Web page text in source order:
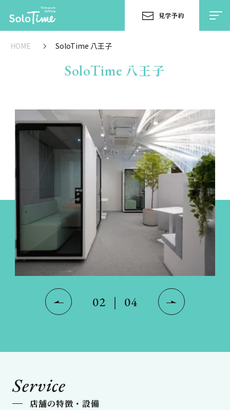
見学予約
HOME SoloTime 八王子
SoloTime 八王子
02 ｜ 04
Service
店舗の特徴・設備